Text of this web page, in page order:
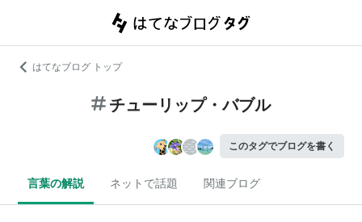
はてなブログ トップ
チューリップ・バブル
このタグでブログを書く
言葉の解説 ネットで話題 関連ブログ